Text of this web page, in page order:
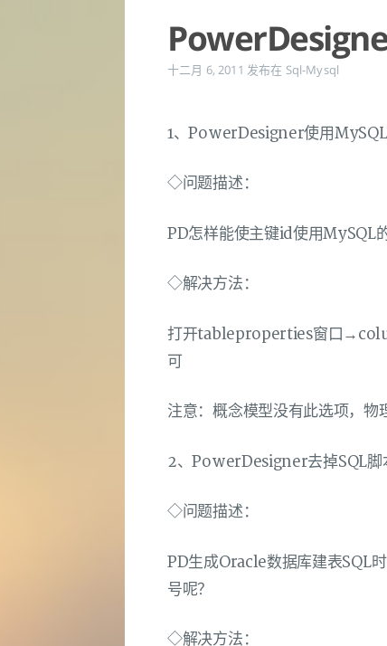
十二月 6, 2011 发布在 Sql-Mysql
1、PowerDesigner使用
◇问题描述：
PD怎样能使主键id使用MySQL
◇解决方法：
打开tableproperties窗口
可
注意：概念模型没有此选项，物
2、PowerDesigner去掉SQL脚
◇问题描述：
PD生成Oracle数据库建表SQL
号呢？
◇解决方法：